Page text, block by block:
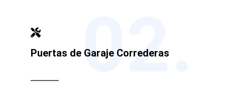
Puertas de Garaje Correderas
02.